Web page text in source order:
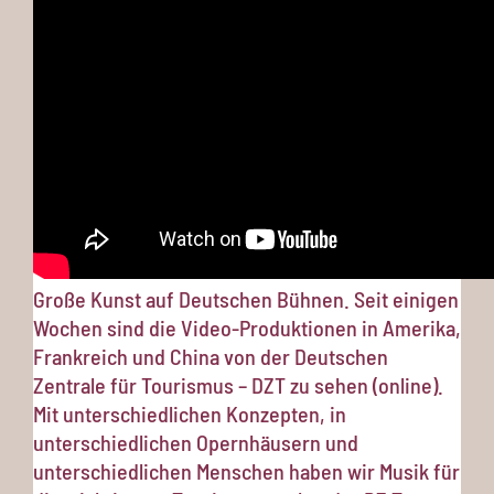
Große Kunst auf Deutschen Bühnen. Seit einigen
Wochen sind die Video-Produktionen in Amerika,
Frankreich und China von der Deutschen
Zentrale für Tourismus – DZT zu sehen (online).
Mit unterschiedlichen Konzepten, in
unterschiedlichen Opernhäusern und
unterschiedlichen Menschen haben wir Musik für